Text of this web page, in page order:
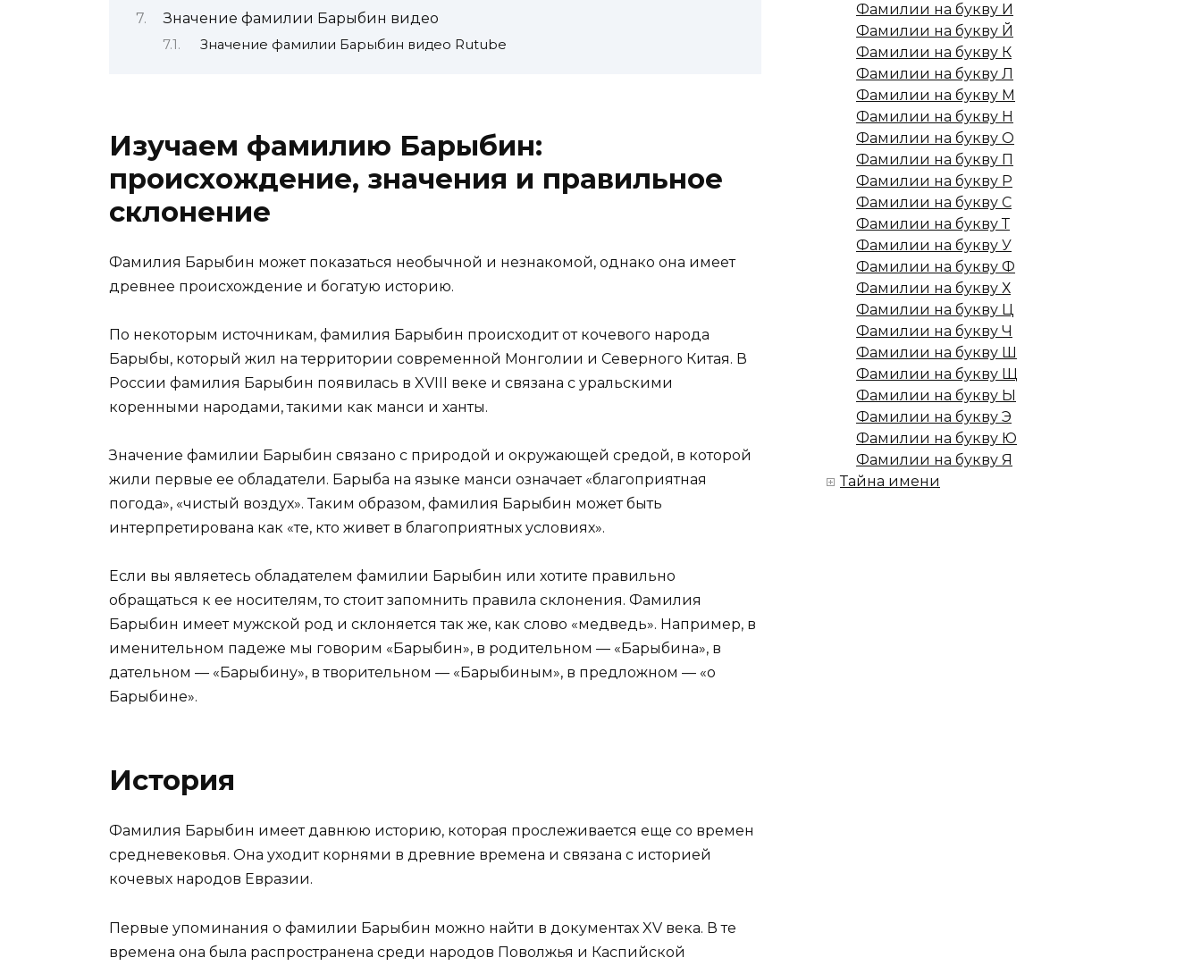
Значение фамилии Барыбин видео
Значение фамилии Барыбин видео Rutube
Изучаем фамилию Барыбин:
происхождение, значения и правильное
склонение
Фамилия Барыбин может показаться необычной и незнакомой, однако она имеет
древнее происхождение и богатую историю.
По некоторым источникам, фамилия Барыбин происходит от кочевого народа
Барыбы, который жил на территории современной Монголии и Северного Китая. В
России фамилия Барыбин появилась в XVIII веке и связана с уральскими
коренными народами, такими как манси и ханты.
Значение фамилии Барыбин связано с природой и окружающей средой, в которой
жили первые ее обладатели. Барыба на языке манси означает «благоприятная
погода», «чистый воздух». Таким образом, фамилия Барыбин может быть
интерпретирована как «те, кто живет в благоприятных условиях».
Если вы являетесь обладателем фамилии Барыбин или хотите правильно
обращаться к ее носителям, то стоит запомнить правила склонения. Фамилия
Барыбин имеет мужской род и склоняется так же, как слово «медведь». Например, в
именительном падеже мы говорим «Барыбин», в родительном — «Барыбина», в
дательном — «Барыбину», в творительном — «Барыбиным», в предложном — «о
Барыбине».
История
Фамилия Барыбин имеет давнюю историю, которая прослеживается еще со времен
средневековья. Она уходит корнями в древние времена и связана с историей
кочевых народов Евразии.
Первые упоминания о фамилии Барыбин можно найти в документах XV века. В те
времена она была распространена среди народов Поволжья и Каспийской
Фамилии на букву И
Фамилии на букву Й
Фамилии на букву К
Фамилии на букву Л
Фамилии на букву М
Фамилии на букву Н
Фамилии на букву О
Фамилии на букву П
Фамилии на букву Р
Фамилии на букву С
Фамилии на букву Т
Фамилии на букву У
Фамилии на букву Ф
Фамилии на букву Х
Фамилии на букву Ц
Фамилии на букву Ч
Фамилии на букву Ш
Фамилии на букву Щ
Фамилии на букву Ы
Фамилии на букву Э
Фамилии на букву Ю
Фамилии на букву Я
Тайна имени